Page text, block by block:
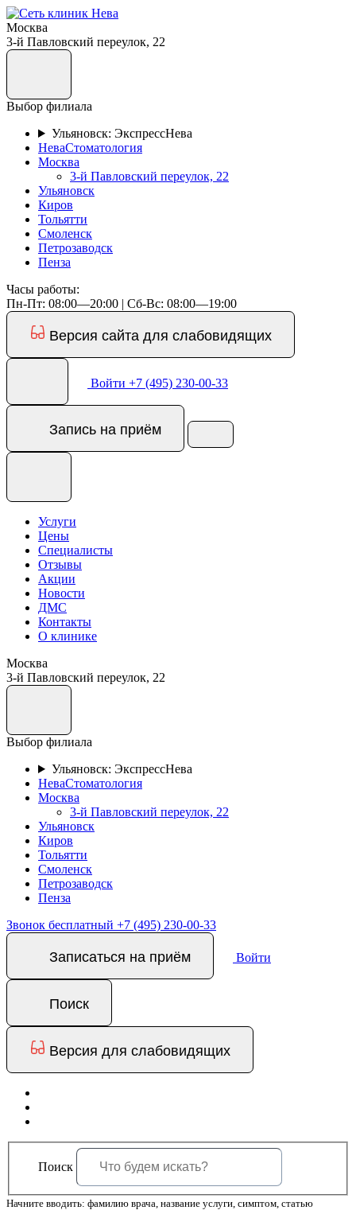
Москва
3-й Павловский переулок, 22
Выбор филиала
Ульяновск: ЭкспрессНева
НеваСтоматология
Москва
3-й Павловский переулок, 22
Ульяновск
Киров
Тольятти
Смоленск
Петрозаводск
Пенза
Часы работы:
Пн-Пт: 08:00—20:00 | Cб-Вс: 08:00—19:00
Версия сайта для слабовидящих
Войти +7 (495) 230-00-33
Запись на приём
Услуги
Цены
Специалисты
Отзывы
Акции
Новости
ДМС
Контакты
О клинике
Москва
3-й Павловский переулок, 22
Выбор филиала
Ульяновск: ЭкспрессНева
НеваСтоматология
Москва
3-й Павловский переулок, 22
Ульяновск
Киров
Тольятти
Смоленск
Петрозаводск
Пенза
Звонок бесплатный +7 (495) 230-00-33
Записаться на приём Войти
Поиск
Версия для слабовидящих
Поиск
Начните вводить: фамилию врача, название услуги, симптом, статью